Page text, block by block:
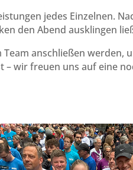
jedes Einzelnen.
den Abend ausklingen
anschließen werden,
– wir freuen uns auf eine